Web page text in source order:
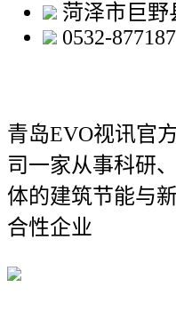
菏泽市巨野
0532-
青岛EVO视讯官
司一家从事科研
体的建筑节能与
合性企业